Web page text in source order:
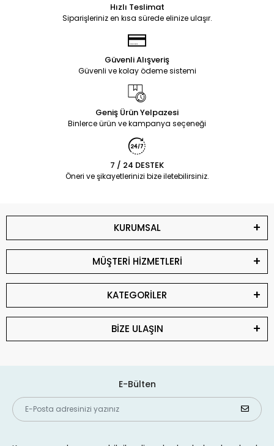
Hızlı Teslimat
Siparişleriniz en kısa sürede elinize ulaşır.
Güvenli Alışveriş
Güvenli ve kolay ödeme sistemi
Geniş Ürün Yelpazesi
Binlerce ürün ve kampanya seçeneği
7 / 24 DESTEK
Öneri ve şikayetlerinizi bize iletebilirsiniz.
KURUMSAL
MÜŞTERİ HİZMETLERİ
KATEGORİLER
BİZE ULAŞIN
E-Bülten